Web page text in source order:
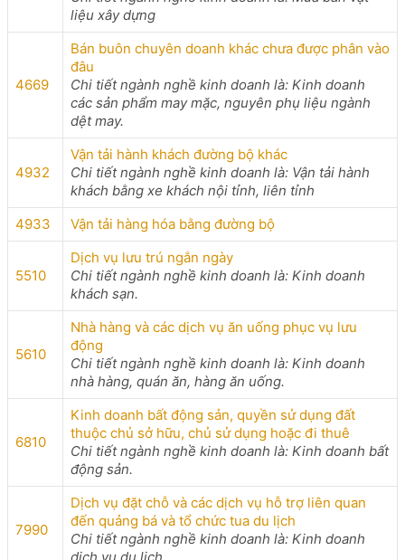
liệu xây dựng
4669
Bán buôn chuyên doanh khác chưa được phân vào
đâu
Chi tiết ngành nghề kinh doanh là: Kinh doanh
các sản phẩm may mặc, nguyên phụ liệu ngành
dệt may.
4932
Vận tải hành khách đường bộ khác
Chi tiết ngành nghề kinh doanh là: Vận tải hành
khách bằng xe khách nội tỉnh, liên tỉnh
4933
Vận tải hàng hóa bằng đường bộ
5510
Dịch vụ lưu trú ngắn ngày
Chi tiết ngành nghề kinh doanh là: Kinh doanh
khách sạn.
5610
Nhà hàng và các dịch vụ ăn uống phục vụ lưu
động
Chi tiết ngành nghề kinh doanh là: Kinh doanh
nhà hàng, quán ăn, hàng ăn uống.
6810
Kinh doanh bất động sản, quyền sử dụng đất
thuộc chủ sở hữu, chủ sử dụng hoặc đi thuê
Chi tiết ngành nghề kinh doanh là: Kinh doanh bất
động sản.
7990
Dịch vụ đặt chỗ và các dịch vụ hỗ trợ liên quan
đến quảng bá và tổ chức tua du lịch
Chi tiết ngành nghề kinh doanh là: Kinh doanh
dịch vụ du lịch